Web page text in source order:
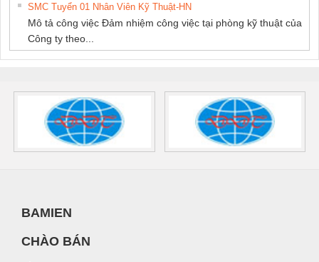
SMC Tuyển 01 Nhân Viên Kỹ Thuật-HN
Mô tả công việc Đảm nhiệm công việc tại phòng kỹ thuật của
Công ty theo...
BAMIEN
CHÀO BÁN